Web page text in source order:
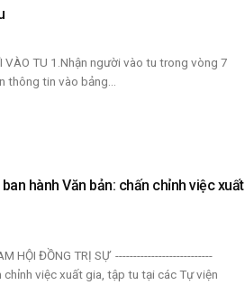
VÀO TU 1.Nhận người vào tu trong vòng 7
tin vào bảng...
hành Văn bản: chấn chỉnh việc xuất
HỘI ĐỒNG TRỊ SỰ ---------------------------
việc xuất gia, tập tu tại các Tự viện